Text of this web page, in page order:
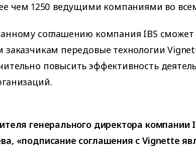
чем 1250 ведущими компаниями во
соглашению компания IBS сможет
заказчикам передовые технологии
повысить эффективность
генерального директора компании
«подписание соглашения с Vignette